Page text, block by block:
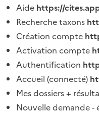
Aide https://
Recherche taxons
Création compte
Activation compte
Authentification
Accueil (connecté)
Mes dossiers +
Nouvelle demande -